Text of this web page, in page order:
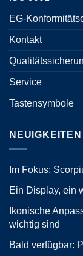
EG-
Kontakt
Service
Tastensymbole
NEUIGKEITEN
Im Fokus:
Ein Display, ein
Ikonische
wichtig sind
Bald verfügbar: